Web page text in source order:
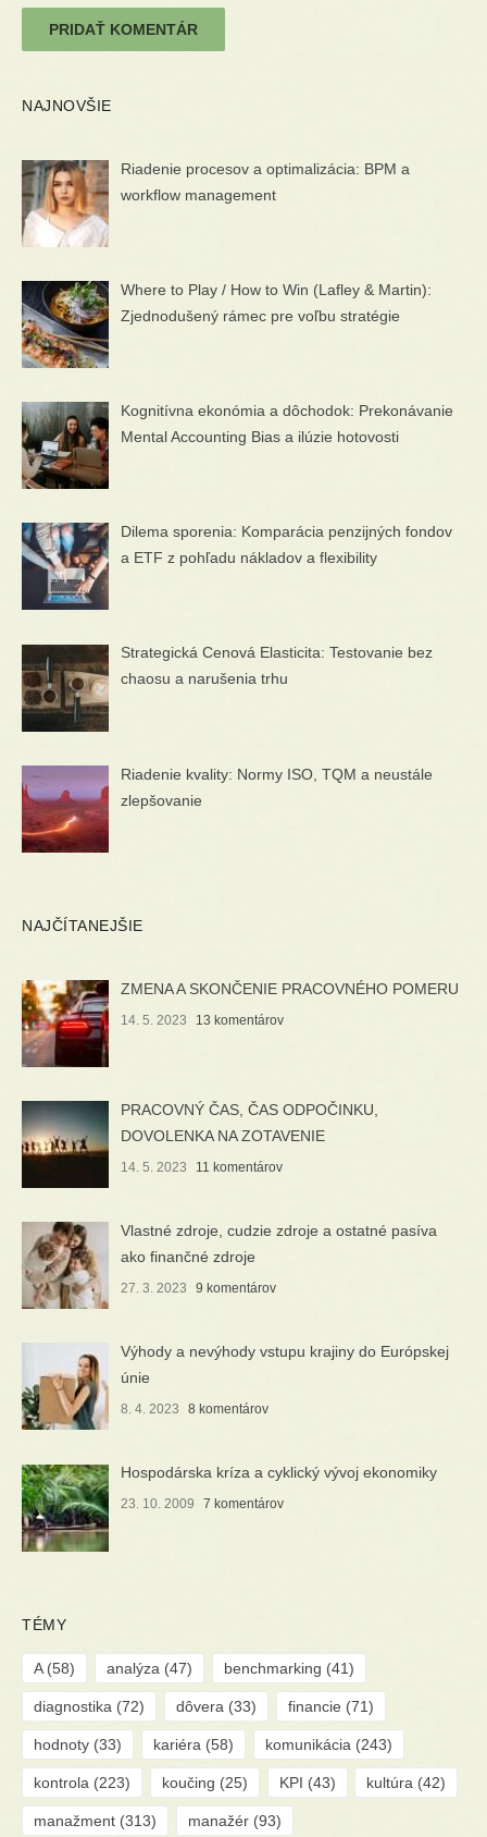
NAJNOVŠIE
Riadenie procesov a optimalizácia: BPM a
workflow management
Where to Play / How to Win (Lafley & Martin):
Zjednodušený rámec pre voľbu stratégie
Kognitívna ekonómia a dôchodok: Prekonávanie
Mental Accounting Bias a ilúzie hotovosti
Dilema sporenia: Komparácia penzijných fondov
a ETF z pohľadu nákladov a flexibility
Strategická Cenová Elasticita: Testovanie bez
chaosu a narušenia trhu
Riadenie kvality: Normy ISO, TQM a neustále
zlepšovanie
NAJČÍTANEJŠIE
ZMENA A SKONČENIE PRACOVNÉHO POMERU
14. 5. 2023 13 komentárov
PRACOVNÝ ČAS, ČAS ODPOČINKU,
DOVOLENKA NA ZOTAVENIE
14. 5. 2023 11 komentárov
Vlastné zdroje, cudzie zdroje a ostatné pasíva
ako finančné zdroje
27. 3. 2023 9 komentárov
Výhody a nevýhody vstupu krajiny do Európskej
únie
8. 4. 2023 8 komentárov
Hospodárska kríza a cyklický vývoj ekonomiky
23. 10. 2009 7 komentárov
TÉMY
A(58) analýza (47) benchmarking (41)
diagnostika (72) dôvera (33) financie (71)
hodnoty (33) kariéra (58) komunikácia (243)
kontrola (223) koučing (25) KPI (43) kultúra (42)
manažment (313) manažér(93)